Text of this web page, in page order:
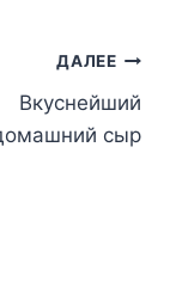
ДАЛЕЕ
Вкуснейший
сыр